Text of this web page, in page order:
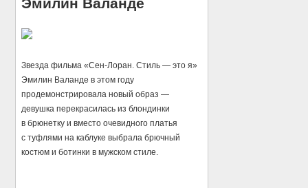
Эмилин Валанде
Звезда фильма «Сен-Лоран. Стиль — это я»
Эмилин Валанде в этом году
продемонстрировала новый образ —
девушка перекрасилась из блондинки
в брюнетку и вместо очевидного платья
с туфлями на каблуке выбрала брючный
костюм и ботинки в мужском стиле.